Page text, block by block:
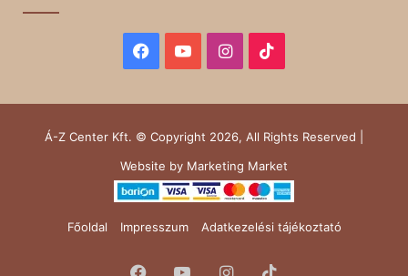
Facebook
YouTubeInstagram
Á-Z Center Kft. © Copyright 2026, All Rights Reserved |
Website by Marketing Market
Főoldal Impresszum Adatkezelési tájékoztató
Facebook
YouTubeInstagram